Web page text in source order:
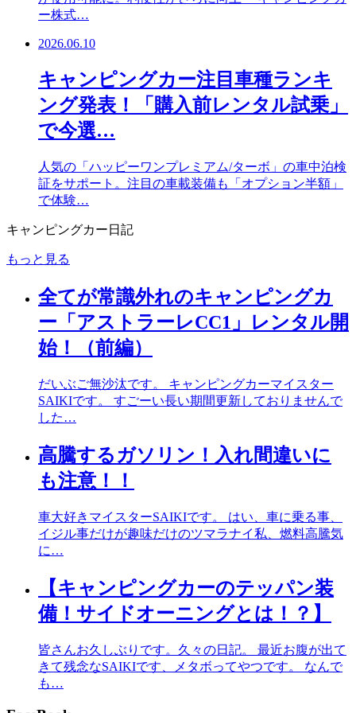
ー株式…
2026.06.10
キャンピングカー注目車種ランキ
ング発表！「購入前レンタル試乗」
で今選…
人気の「ハッピーワンプレミアム/ターボ」の車中泊検
証をサポート。注目の車載装備も「オプション半額」
で体験…
キャンピングカー日記
もっと見る
全てが常識外れのキャンピングカ
ー「アストラーレCC1」レンタル開
始！（前編）
だいぶご無沙汰です。 キャンピングカーマイスター
SAIKIです。 すごーい長い期間更新しておりませんで
した…
高騰するガソリン！入れ間違いに
も注意！！
車大好きマイスターSAIKIです。 はい、車に乗る事、
イジル事だけが趣味だけのツマラナイ私、燃料高騰気
に…
【キャンピングカーのテッパン装
備！サイドオーニングとは！？】
皆さんお久しぶりです。久々の日記。 最近お腹が出て
きて残念なSAIKIです、メタボってやつです。 なんで
も…